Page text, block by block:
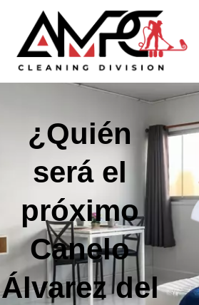
¿Quién
será el
próximo
Canelo
Álvarez del